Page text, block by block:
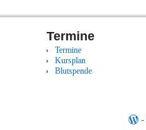
Termine
Termine
Kursplan
Blutspende
-